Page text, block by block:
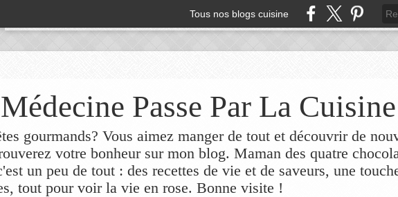
Tous nos blogs cuisine
Passe Par La Cuisine
gourmands? Vous aimez manger de tout et découvrir de
votre bonheur sur mon blog. Maman des quatre
un peu de tout : des recettes de vie et de saveurs, une
tout pour voir la vie en rose. Bonne visite !